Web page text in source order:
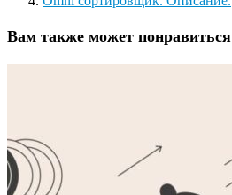
Вам также может понравиться